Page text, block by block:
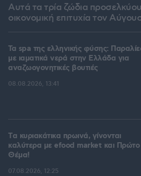
Αυτά τα τρία ζώδια
οικονομική επιτυχία τον
Τα spa της ελληνικής φύσης:
με ιαματικά νερά στην Ελλάδα για
αναζωογονητικές βουτιές
08.08.2026, 13:41
Tα κυριακάτικα πρωινά, γίνονται
καλύτερα με efood market και Πρώτο
Θέμα!
07.08.2026, 12:25